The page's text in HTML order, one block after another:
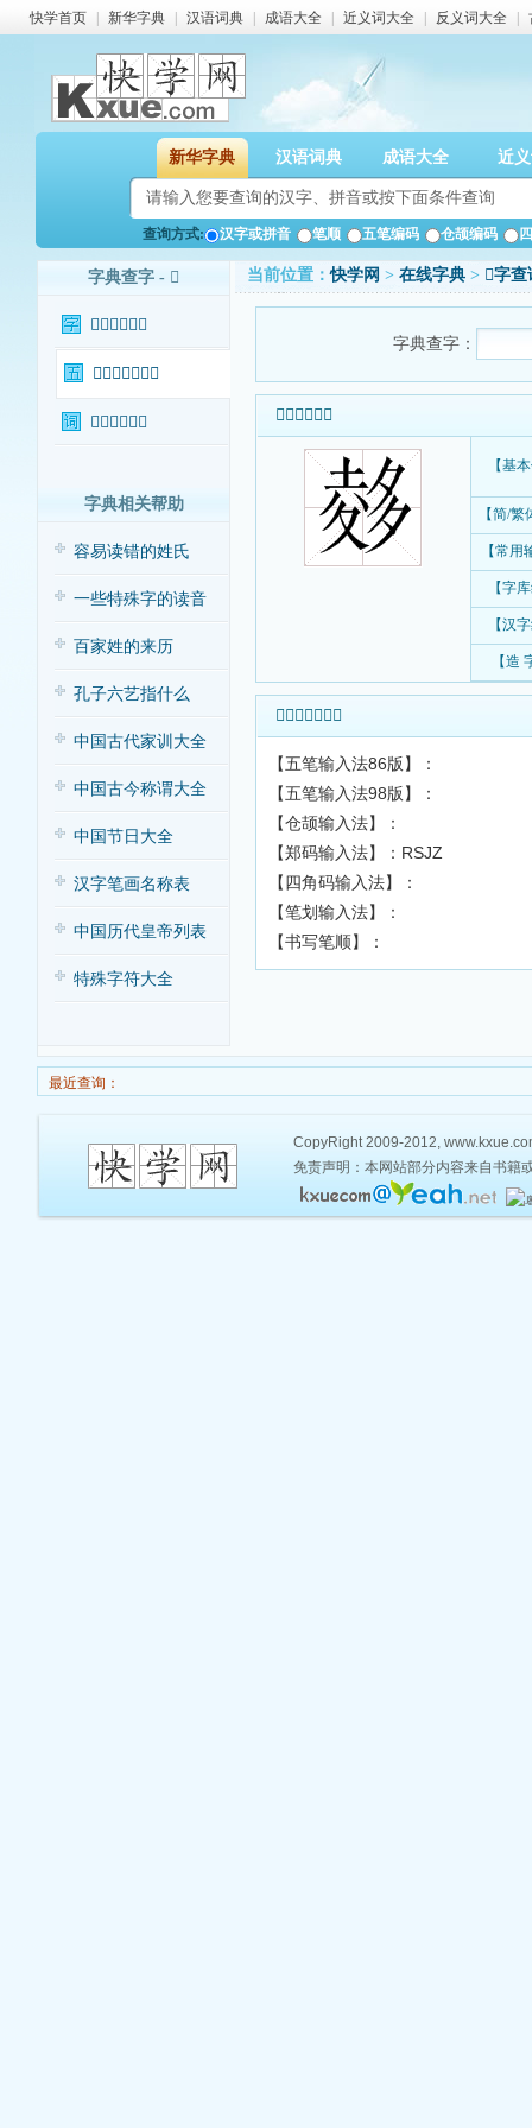
快学首页 新华字典 汉语词典 成语大全 近义词大全 反义词大全
新华字典 汉语词典 成语大全 近
查询方式: 汉字或拼音 笔顺 五笔编码 仓颉编码
字典查字 - 𪤽
𪤽字基本信息
𪤽字输入法查询
𪤽字相关词语
字典相关帮助
容易读错的姓氏
一些特殊字的读音
百家姓的来历
孔子六艺指什么
中国古代家训大全
中国古今称谓大全
中国节日大全
汉字笔画名称表
中国历代皇帝列表
特殊字符大全
当前位置：快学网 > 在线字典 > 𪤽字
字典查字：
𪤽字基本信息
【基
【简/
【常用
【字
【汉
【造
𪤽字输入法查询
【五笔输入法86版】：
【五笔输入法98版】：
【仓颉输入法】：
【郑码输入法】：RSJZ
【四角码输入法】：
【笔划输入法】：
【书写笔顺】：
最近查询：
CopyRight 2009-2012,
免责声明：本网站部分内容来自书籍